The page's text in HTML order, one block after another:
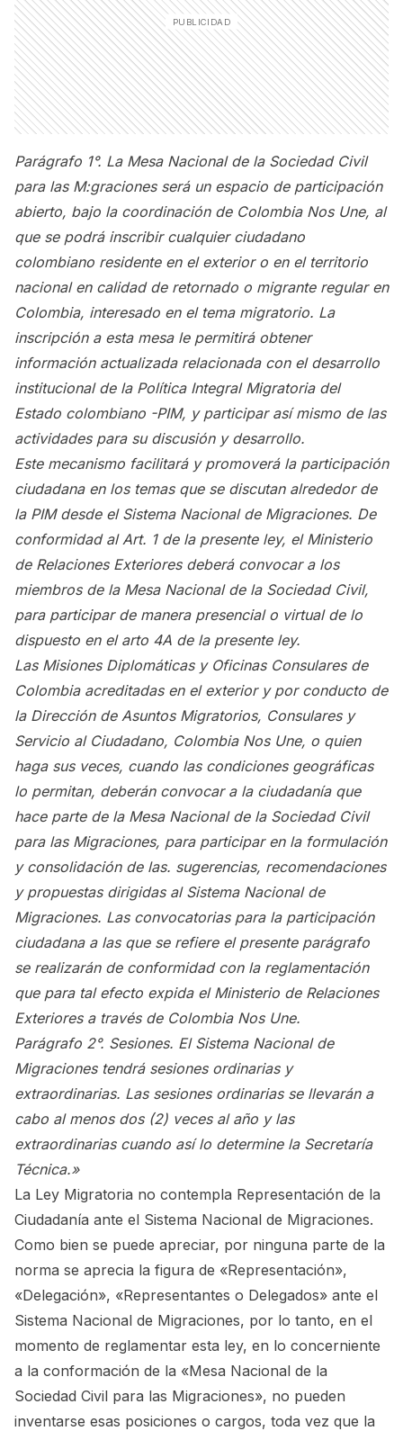
Parágrafo 1°. La Mesa Nacional de la Sociedad Civil
para las M:graciones será un espacio de participación
abierto, bajo la coordinación de Colombia Nos Une, al
que se podrá inscribir cualquier ciudadano
colombiano residente en el exterior o en el territorio
nacional en calidad de retornado o migrante regular en
Colombia, interesado en el tema migratorio. La
inscripción a esta mesa le permitirá obtener
información actualizada relacionada con el desarrollo
institucional de la Política Integral Migratoria del
Estado colombiano -PIM, y participar así mismo de las
actividades para su discusión y desarrollo.
Este mecanismo facilitará y promoverá la participación
ciudadana en los temas que se discutan alrededor de
la PIM desde el Sistema Nacional de Migraciones. De
conformidad al Art. 1 de la presente ley, el Ministerio
de Relaciones Exteriores deberá convocar a los
miembros de la Mesa Nacional de la Sociedad Civil,
para participar de manera presencial o virtual de lo
dispuesto en el arto 4A de la presente ley.
Las Misiones Diplomáticas y Oficinas Consulares de
Colombia acreditadas en el exterior y por conducto de
la Dirección de Asuntos Migratorios, Consulares y
Servicio al Ciudadano, Colombia Nos Une, o quien
haga sus veces, cuando las condiciones geográficas
lo permitan, deberán convocar a la ciudadanía que
hace parte de la Mesa Nacional de la Sociedad Civil
para las Migraciones, para participar en la formulación
y consolidación de las. sugerencias, recomendaciones
y propuestas dirigidas al Sistema Nacional de
Migraciones. Las convocatorias para la participación
ciudadana a las que se refiere el presente parágrafo
se realizarán de conformidad con la reglamentación
que para tal efecto expida el Ministerio de Relaciones
Exteriores a través de Colombia Nos Une.
Parágrafo 2°. Sesiones. El Sistema Nacional de
Migraciones tendrá sesiones ordinarias y
extraordinarias. Las sesiones ordinarias se llevarán a
cabo al menos dos (2) veces al año y las
extraordinarias cuando así lo determine la Secretaría
Técnica.»
La Ley Migratoria no contempla Representación de la
Ciudadanía ante el Sistema Nacional de Migraciones.
Como bien se puede apreciar, por ninguna parte de la
norma se aprecia la figura de «Representación»,
«Delegación», «Representantes o Delegados» ante el
Sistema Nacional de Migraciones, por lo tanto, en el
momento de reglamentar esta ley, en lo concerniente
a la conformación de la «Mesa Nacional de la
Sociedad Civil para las Migraciones», no pueden
inventarse esas posiciones o cargos, toda vez que la